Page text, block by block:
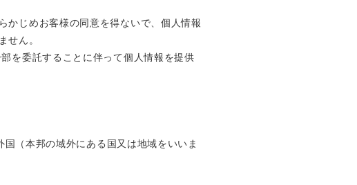
かじめお客様の同意を得ないで、個人情報
せん。
を委託することに伴って個人情報を提供
（本邦の域外にある国又は地域をいいま